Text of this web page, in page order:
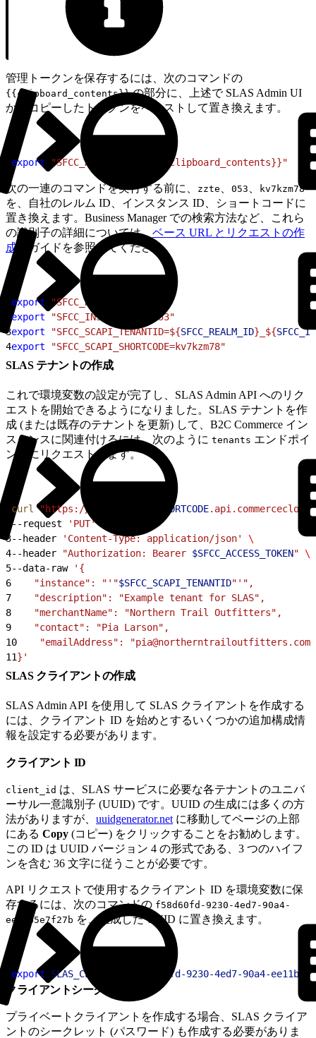
管理トークンを保存するには、次のコマンドの
{{clipboard_contents}}の部分に、上述で SLAS Admin UI
からコピーしたトークンをペーストして置き換えます。
export "SFCC_ACCESS_TOKEN={{clipboard_contents}}"
次の一連のコマンドを実行する前に、 zzte 053 kv7kzm78
を、自社のレルム ID、インスタンス ID、ショートコードに
置き換えます。Business Manager での検索方法など、これら
の識別子の詳細については、 ベース URL とリクエストの作
成 のガイドを参照してください。
export "SFCC_REALM_ID=zzte"
export "SFCC_INSTANCE_ID=053"
3export "SFCC_SCAPI_TENANTID=${SFCC_REALM_ID}_${
4export "SFCC_SCAPI_SHORTCODE=kv7kzm78"
SLAS テナントの作成
これで環境変数の設定が完了し、SLAS Admin API へのリク
エストを開始できるようになりました。SLAS テナントを作
成 (または既存のテナントを更新) して、B2C Commerce イン
スタンスに関連付けるには、次のように tenants エンドポイ
ントにリクエストします。
curl "https:// $SFCC_SCAPI_SHORTCODE
--request 'PUT' \
3--header 'Content-Type: application/json'
\
4--header "Authorization: Bearer $SFCC_ACCESS_TOKEN" \
5--data-raw
'{
6
    "instance": "'"
$SFCC_SCAPI_TENANTID"'",
7
    "description": "Example tenant for SLAS",
8
    "merchantName": "Northern Trail Outfitters",
9
    "contact": "Pia Larson",
10
    "emailAddress": "pia@northerntrailoutfitters.com"
11}'
SLAS クライアントの作成
SLAS Admin API を使用して SLAS クライアントを作成する
には、クライアント ID を始めとするいくつかの追加構成情
報を設定する必要があります。
クライアント ID
client_id は、SLAS サービスに必要な各テナントのユニバ
ーサル一意識別子 (UUID) です。UUID の生成には多くの方
法がありますが、 uuidgenerator.net に移動してページの上部
にある Copy (コピー) をクリックすることをお勧めします。
この ID は UUID バージョン 4 の形式である、3 つのハイフ
ンを含む 36 文字に従うことが必要です。
API リクエストで使用するクライアント ID を環境変数に保
存するには、次のコマンドの f58d60fd-9230-4ed7-90a4-
ee11b5e7f27b を、生成した UUID に置き換えます。
export SLAS_CLIENT_ID f58d60fd-9230-4ed7-90a4-
クライアントシークレット
プライベートクライアントを作成する場合、SLAS クライア
ントのシークレット (パスワード) も作成する必要がありま